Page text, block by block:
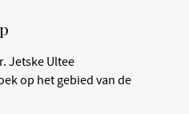
Jetske Ultee
op het gebied van de